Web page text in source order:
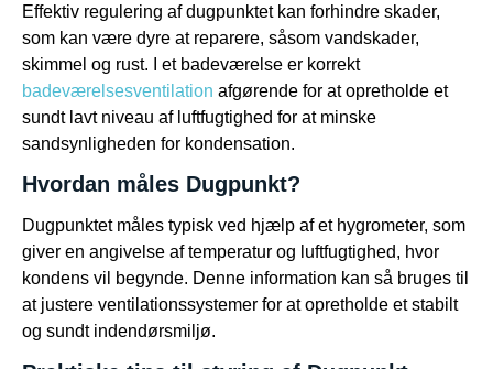
Effektiv regulering af dugpunktet kan forhindre skader,
som kan være dyre at reparere, såsom vandskader,
skimmel og rust. I et badeværelse er korrekt
badeværelsesventilation afgørende for at opretholde et
sundt lavt niveau af luftfugtighed for at minske
sandsynligheden for kondensation.
Hvordan måles Dugpunkt?
Dugpunktet måles typisk ved hjælp af et hygrometer, som
giver en angivelse af temperatur og luftfugtighed, hvor
kondens vil begynde. Denne information kan så bruges til
at justere ventilationssystemer for at opretholde et stabilt
og sundt indendørsmiljø.